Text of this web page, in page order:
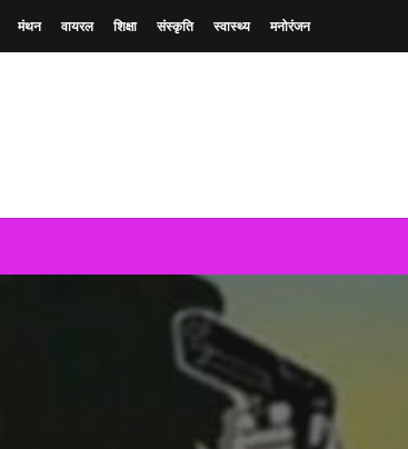
मंथन वायरल शिक्षा संस्कृति स्वास्थ्य मनोरंजन